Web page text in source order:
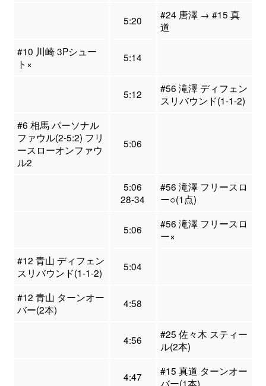
5:20
#24 唐澤 → #15 真
道
#10 川崎 3Pシュー
ト×
5:14
5:12
#56 滝澤 ディフェン
スリバウンド(1-1-2)
#6 相馬 パーソナル
ファウル(2-5:2) フリ
ースローオンファウ
ル2
5:06
5:06
28-34
#56 滝澤 フリースロ
ー○(1点)
5:06
#56 滝澤 フリースロ
ー×
#12 青山 ディフェン
スリバウンド(1-1-2)
5:04
#12 青山 ターンオー
バー(2本)
4:58
4:56
#25 佐々木 スティー
ル(2本)
4:47
#15 真道 ターンオー
バー(1本)